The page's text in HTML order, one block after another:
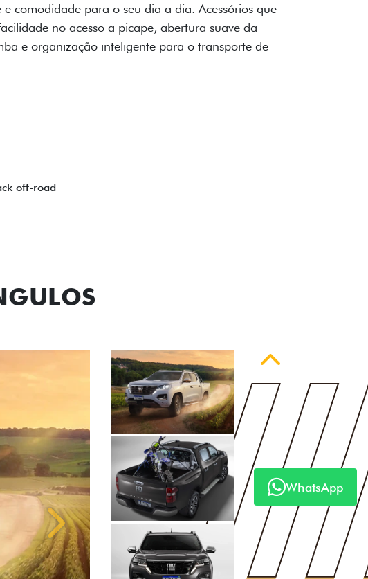
para qualquer desafio. O Pack off-road combina
para até 3,5 toneladas, alargadores de para-
oferecendo mais capacidade de reboque,
a carroceria e um visual ainda mais imponente
Anterior
WhatsApp